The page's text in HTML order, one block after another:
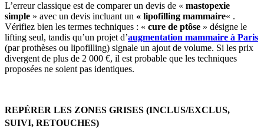
L’erreur classique est de comparer un devis de « mastopexie
simple » avec un devis incluant un « lipofilling mammaire« .
Vérifiez bien les termes techniques : « cure de ptôse » désigne le
lifting seul, tandis qu’un projet d’augmentation mammaire à Paris
(par prothèses ou lipofilling) signale un ajout de volume. Si les prix
divergent de plus de 2 000 €, il est probable que les techniques
proposées ne soient pas identiques.
REPÉRER LES ZONES GRISES (INCLUS/EXCLUS,
SUIVI, RETOUCHES)